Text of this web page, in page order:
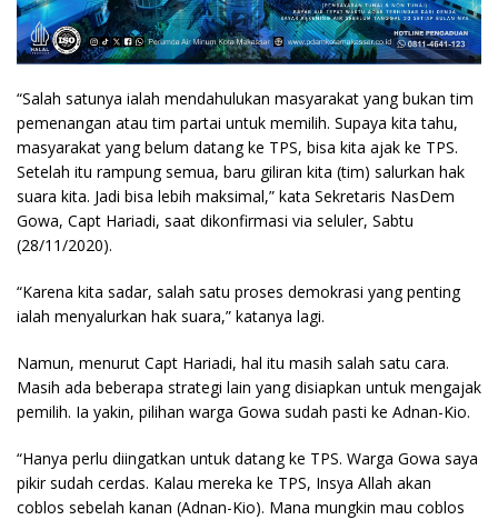
“Salah satunya ialah mendahulukan masyarakat yang bukan tim
pemenangan atau tim partai untuk memilih. Supaya kita tahu,
masyarakat yang belum datang ke TPS, bisa kita ajak ke TPS.
Setelah itu rampung semua, baru giliran kita (tim) salurkan hak
suara kita. Jadi bisa lebih maksimal,” kata Sekretaris NasDem
Gowa, Capt Hariadi, saat dikonfirmasi via seluler, Sabtu
(28/11/2020).
“Karena kita sadar, salah satu proses demokrasi yang penting
ialah menyalurkan hak suara,” katanya lagi.
Namun, menurut Capt Hariadi, hal itu masih salah satu cara.
Masih ada beberapa strategi lain yang disiapkan untuk mengajak
pemilih. Ia yakin, pilihan warga Gowa sudah pasti ke Adnan-Kio.
“Hanya perlu diingatkan untuk datang ke TPS. Warga Gowa saya
pikir sudah cerdas. Kalau mereka ke TPS, Insya Allah akan
coblos sebelah kanan (Adnan-Kio). Mana mungkin mau coblos